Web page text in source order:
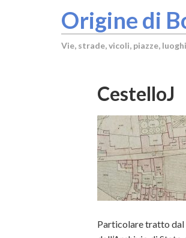
Origine di
Vie, strade, vicoli, piazze,
CestelloJ
Particolare tratto dal